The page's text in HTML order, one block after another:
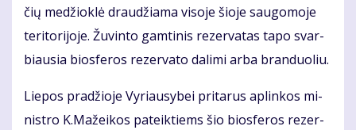
čių me­džiok­lė drau­džia­ma vi­so­je šio­je sau­go­mo­je
te­ri­to­ri­jo­je. Žu­vin­to gam­ti­nis re­zer­va­tas ta­po svar­
biau­sia bios­fe­ros re­zer­va­to da­li­mi ar­ba bran­duo­liu.
Lie­pos pra­džio­je Vy­riau­sy­bei pri­ta­rus ap­lin­kos mi­
nist­ro K.Ma­žei­kos pa­teik­tiems šio bios­fe­ros re­zer­